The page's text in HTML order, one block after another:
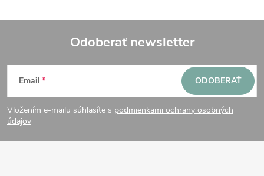
Z
á
p
Odoberať newsletter
Email
Vložením e-mailu súhlasíte s podmienkami ochrany osobných
údajov
ODOBERAŤ